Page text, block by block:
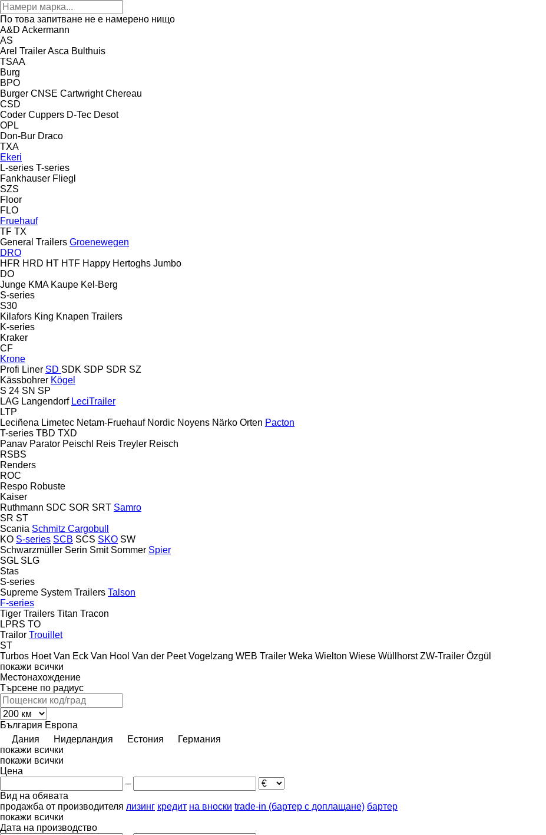
По това запитване не е намерено нищо
A&D Ackermann
AS
Arel TrailerAsca Bulthuis
TSAA
Burg
BPO
Burger CNSE Cartwright Chereau
CSD
Coder Cuppers D-Tec Desot
OPL
Don-Bur Draco
TXA
Ekeri
L-series T-series
Fankhauser Fliegl
SZS
Floor
FLO
Fruehauf
TF TX
General Trailers Groenewegen
DRO
HFR HRD HT HTF Happy Hertoghs Jumbo
DO
Junge KMA Kaupe Kel-Berg
S-series
S30
Kilafors King Knapen Trailers
K-series
Kraker
CF
Krone
Profi Liner SD SDK SDP SDR SZ
Kässbohrer Kögel
S 24 SN SP
LAG Langendorf LeciTrailer
LTP
Leciñena Limetec Netam-Fruehauf Nordic Noyens Närko Orten Pacton
T-series TBD TXD
Panav Parator Peischl Reis Treyler Reisch
RSBS
Renders
ROC
Respo Robuste
Kaiser
Ruthmann SDC SOR SRT Samro
SR ST
Scania Schmitz Cargobull
KO S-series SCB SCS SKO SW
Schwarzmüller Serin Smit Sommer Spier
SGL SLG
Stas
S-series
Supreme System Trailers Talson
F-series
Tiger Trailers Titan Tracon
LPRS TO
Trailor Trouillet
ST
Turbos Hoet Van Eck Van Hool Van der Peet Vogelzang WEB Trailer Weka Wielton Wiese Wüllhorst ZW-Trailer Özgül
покажи всички
Местонахождение
Търсене по радиус
България Европа
Дания
Нидерландия Естония
Германия
покажи всички
покажи всички
Цена
–
Вид на обявата
продажба от производителя лизинг кредит на вноски trade-in (бартер с доплащане) бартер
покажи всички
Дата на производство